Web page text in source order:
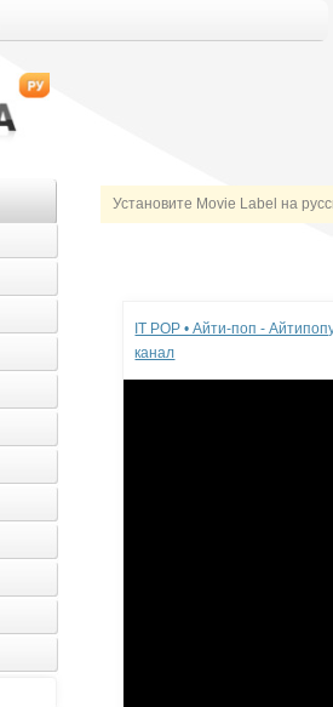
Установите Movie Label на
IT POP • Айти-поп -
канал